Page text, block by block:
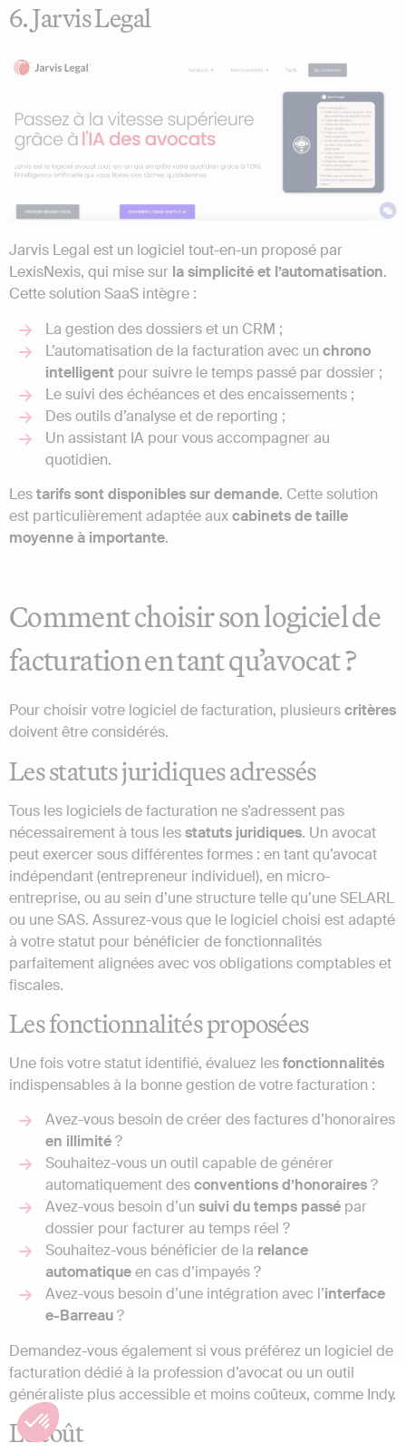
6. Jarvis Legal
Jarvis Legal est un logiciel tout-en-un proposé par
LexisNexis, qui mise sur la simplicité et l’automatisation.
Cette solution SaaS intègre :
La gestion des dossiers et un CRM ;
L’automatisation de la facturation avec un chrono
intelligent pour suivre le temps passé par dossier ;
Le suivi des échéances et des encaissements ;
Des outils d’analyse et de reporting ;
Un assistant IA pour vous accompagner au
quotidien.
Lestarifs sont disponibles sur demande. Cette solution
est particulièrement adaptée auxcabinets de taille
moyenne à importante.
Comment choisir son logiciel de
facturation en tant qu’avocat ?
Pour choisir votre logiciel de facturation, plusieurscritères
doivent être considérés.
Les statuts juridiques adressés
Tous les logiciels de facturation ne s’adressent pas
nécessairement à tous lesstatuts juridiques. Un avocat
peut exercer sous différentes formes : en tant qu’avocat
indépendant (entrepreneur individuel), en micro-
entreprise, ou au sein d’une structure telle qu’une SELARL
ou une SAS. Assurez-vous que le logiciel choisi est adapté
à votre statut pour bénéficier de fonctionnalités
parfaitement alignées avec vos obligations comptables et
fiscales.
Les fonctionnalités proposées
Une fois votre statut identifié, évaluez lesfonctionnalités
indispensables à la bonne gestion de votre facturation :
Avez-vous besoin de créer des factures d’honoraires
en illimité?
Souhaitez-vous un outil capable de générer
automatiquement desconventions d’honoraires?
Avez-vous besoin d’un suivi du temps passé par
dossier pour facturer au temps réel ?
Souhaitez-vous bénéficier de la relance
automatiqueen cas d’impayés ?
Avez-vous besoin d’une intégration avec l’interface
e-Barreau?
Demandez-vous également si vous préférez un logiciel de
facturation dédié à la profession d’avocat ou un outil
généraliste plus accessible et moins coûteux, comme Indy.
Le coût